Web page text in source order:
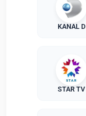
KANAL D
STAR TV